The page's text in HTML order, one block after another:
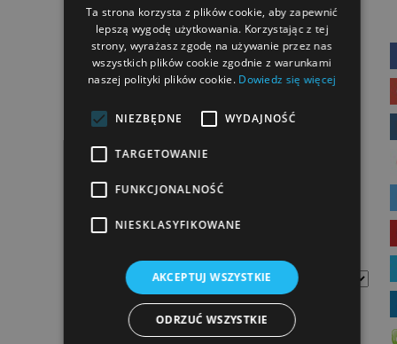
MISJA
FAQ Kontakt
SZUKAJ NOCLEGU
Przyjazd:
Wyjazd:
miejsce:
wyszukiwanie zaawansowane
Ta strona korzysta z plików cookie, aby zapewnić
lepszą wygodę użytkowania. Korzystając z tej
strony, wyrażasz zgodę na używanie przez nas
wszystkich plików cookie zgodnie z warunkami
naszej polityki plików cookie. Dowiedz się więcej
NIEZBĘDNE WYDAJNOŚĆ
TARGETOWANIE
FUNKCJONALNOŚĆ
NIESKLASYFIKOWANE
AKCEPTUJ WSZYSTKIE
ODRZUĆ WSZYSTKIE